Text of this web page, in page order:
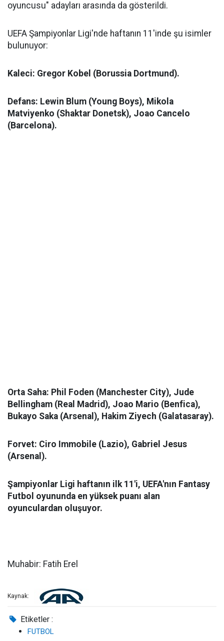
oyuncusu" adayları arasında da gösterildi.
UEFA Şampiyonlar Ligi'nde haftanın 11'inde şu isimler
bulunuyor:
Kaleci: Gregor Kobel (Borussia Dortmund).
Defans: Lewin Blum (Young Boys), Mikola
Matviyenko (Shaktar Donetsk), Joao Cancelo
(Barcelona).
Orta Saha: Phil Foden (Manchester City), Jude
Bellingham (Real Madrid), Joao Mario (Benfica),
Bukayo Saka (Arsenal), Hakim Ziyech (Galatasaray).
Forvet: Ciro Immobile (Lazio), Gabriel Jesus
(Arsenal).
Şampiyonlar Ligi haftanın ilk 11'i, UEFA'nın Fantasy
Futbol oyununda en yüksek puanı alan
oyunculardan oluşuyor.
Muhabir: Fatih Erel
Kaynak:
Etiketler :
FUTBOL